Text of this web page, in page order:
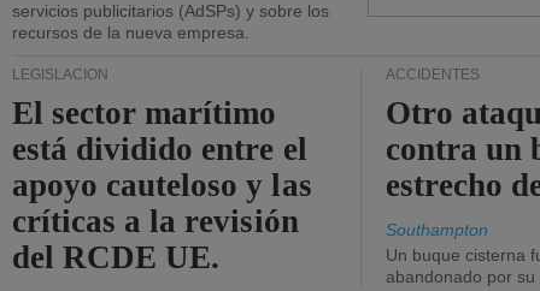
servicios publicitarios (AdSPs) y sobre los
recursos de la nueva empresa.
LEGISLACIÓN
El sector marítimo
está dividido entre el
apoyo cauteloso y las
críticas a la revisión
del RCDE UE.
ACCIDENTES
Otro
contra un
estrecho
Southampton
Un buque cisterna
abandonado por su